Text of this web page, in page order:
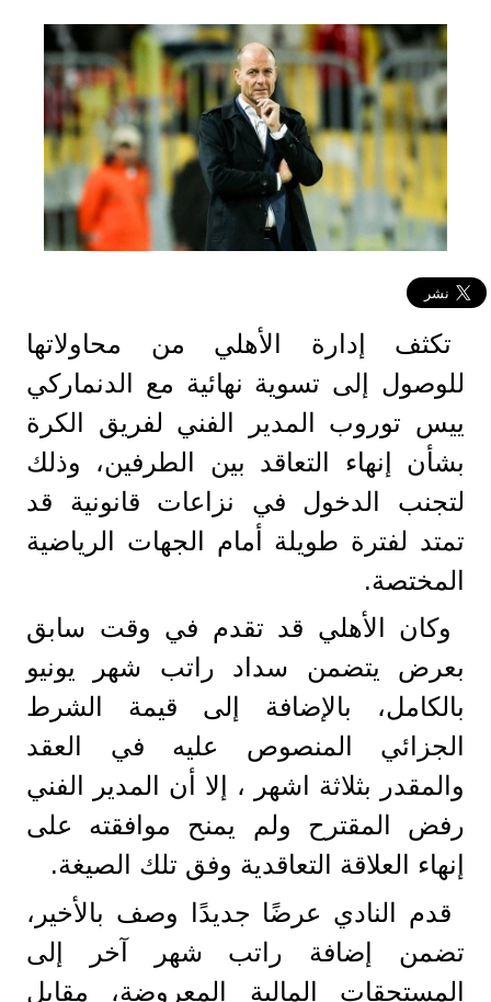
تكثف إدارة الأهلي من محاولاتها
للوصول إلى تسوية نهائية مع الدنماركي
ييس توروب المدير الفني لفريق الكرة
بشأن إنهاء التعاقد بين الطرفين، وذلك
لتجنب الدخول في نزاعات قانونية قد
تمتد لفترة طويلة أمام الجهات الرياضية
المختصة.
وكان الأهلي قد تقدم في وقت سابق
بعرض يتضمن سداد راتب شهر يونيو
بالكامل، بالإضافة إلى قيمة الشرط
الجزائي المنصوص عليه في العقد
والمقدر بثلاثة اشهر ، إلا أن المدير الفني
رفض المقترح ولم يمنح موافقته على
إنهاء العلاقة التعاقدية وفق تلك الصيغة.
قدم النادي عرضًا جديدًا وصف بالأخير،
تضمن إضافة راتب شهر آخر إلى
المستحقات المالية المعروضة، مقابل